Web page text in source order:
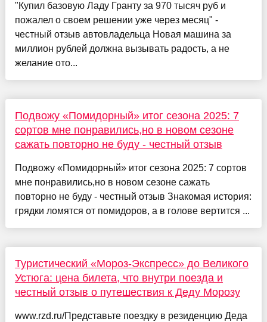
"Купил базовую Ладу Гранту за 970 тысяч руб и
пожалел о своем решении уже через месяц" -
честный отзыв автовладельца Новая машина за
миллион рублей должна вызывать радость, а не
желание ото...
Подвожу «Помидорный» итог сезона 2025: 7
сортов мне понравились,но в новом сезоне
сажать повторно не буду - честный отзыв
Подвожу «Помидорный» итог сезона 2025: 7 сортов
мне понравились,но в новом сезоне сажать
повторно не буду - честный отзыв Знакомая история:
грядки ломятся от помидоров, а в голове вертится ...
Туристический «Мороз-Экспресс» до Великого
Устюга: цена билета, что внутри поезда и
честный отзыв о путешествия к Деду Морозу
www.rzd.ru/Представьте поездку в резиденцию Деда